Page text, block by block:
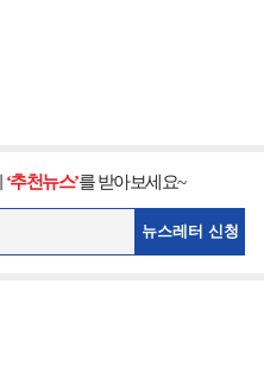
‘추천뉴스’를 받아보세요~
뉴스레터 신청